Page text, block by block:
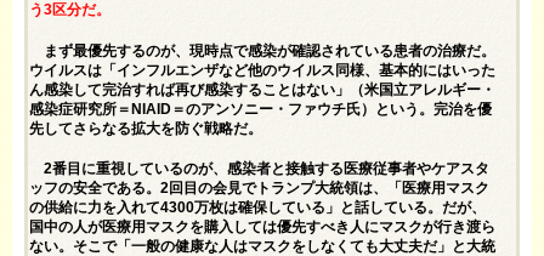
う3区分だ。
まず最優先するのが、現時点で感染が確認されている患者の治療だ。
ウイルスは「インフルエンザなど他のウイルス同様、基本的にはいった
ん感染して完治すれば再び感染することはない」（米国立アレルギー・
感染症研究所＝NIAID＝のアンソニー・ファウチ氏）という。完治を優
先してさらなる拡大を防ぐ戦略だ。
2番目に重視しているのが、感染者と接触する医療従事者やケアスタ
ッフの安全である。2回目の会見でトランプ大統領は、「医療用マスク
の供給に力を入れて4300万枚は確保している」と話している。だが、
国中の人が医療用マスクを購入しては優先すべき人にマスクが行き渡ら
ない。そこで「一般の健康な人はマスクをしなくても大丈夫だ」と大統